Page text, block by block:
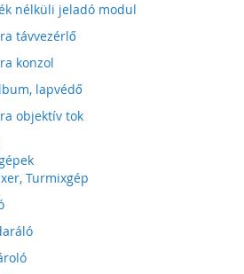
nélküli jeladó modul
távvezérlő
konzol
lapvédő
objektív tok
Turmixgép